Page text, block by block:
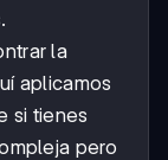
la
aplicamos
si tienes
pero